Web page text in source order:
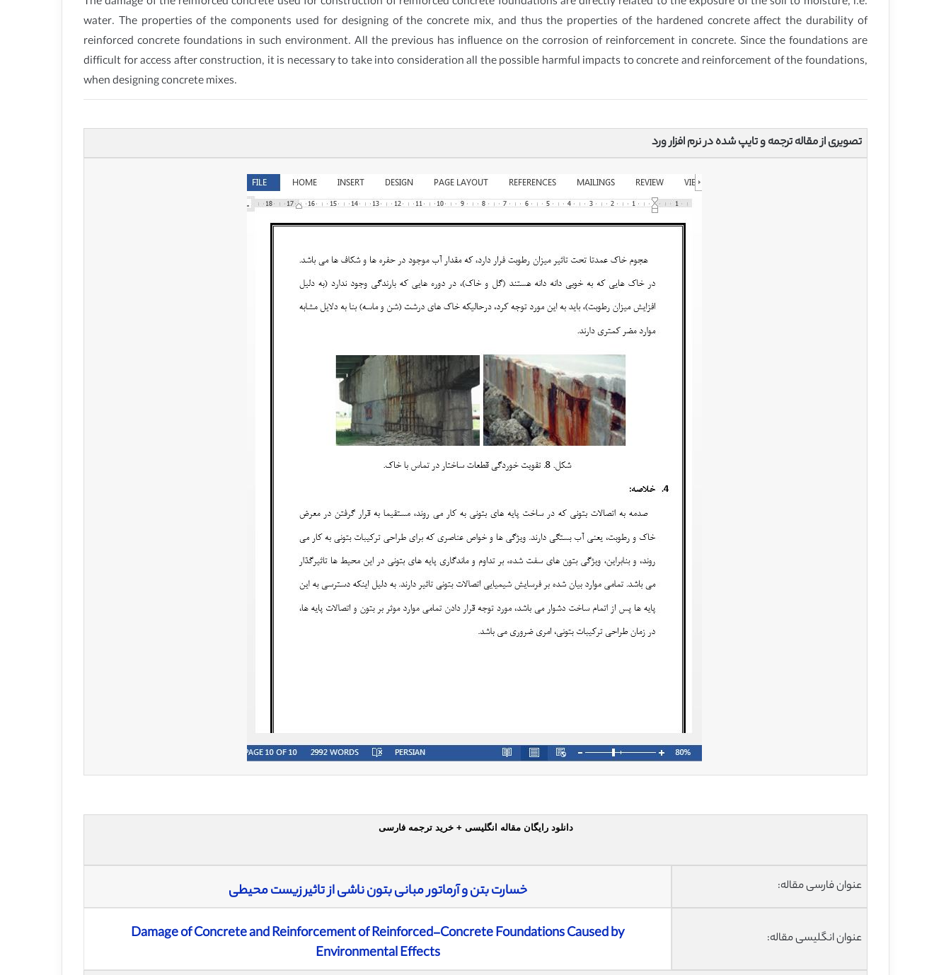
water. The properties of the components used for designing of the concrete mix, and thus the properties of the hardened concrete affect the durability of
reinforced concrete foundations in such environment. All the previous has influence on the corrosion of reinforcement in concrete. Since the foundations are
difficult for access after construction, it is necessary to take into consideration all the possible harmful impacts to concrete and reinforcement of the foundations,
when designing concrete mixes.
تصویری از مقاله ترجمه و تایپ شده در نرم افزار ورد
دانلود رایگان مقاله انگلیسی + خرید ترجمه فارسی
عنوان فارسی مقاله: خسارت بتن و آرماتور مبانی بتون ناشی از تاثیر زیست محیطی
عنوان انگلیسی مقاله:
Damage of Concrete and Reinforcement of Reinforced-Concrete Foundations Caused by
Environmental Effects